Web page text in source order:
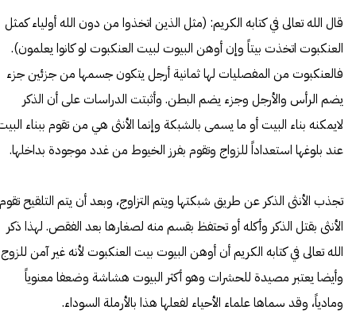
قال الله تعالى في كتابه الكريم: (مثل الذين اتخذوا من دون الله أولياء كمثل
العنكبوت اتخذت بيتاً وإن أوهن البيوت لبيت العنكبوت لو كانوا يعلمون).
فالعنكبوت من المفصليات لها ثمانية أرجل يتكون جسمها من جزئين جزء
يضم الرأس والأرجل وجزء يضم البطن. وأثبتت الدراسات على أن الذكر
لايمكنه بناء البيت أو ما يسمى بالشبكة وإنما الأنثى هي من تقوم ببناء
عند بلوغها استعداداً للزواج وتقوم بفرز الخيوط من غدد موجودة بداخلها.
تجذب الأنثى الذكر عن طريق شبكتها ويتم التزاوج، وبعد أن يتم التلقيح تقوم
الأنثى بقتل الذكر وأكله أو تحتفظ بقسم منه لصغارها بعد الفقص. لهذا ذكر
الله تعالى في كتابه الكريم أن أوهن البيوت بيت العنكبوت لأنه غير آمن للزوج
وأيضا يعتبر مصيدة للحشرات وهو أكثر البيوت هشاشة وضعفا معنوياً
ومادياً، وقد سماها علماء الأحياء لفعلها هذا بالأرملة السوداء.